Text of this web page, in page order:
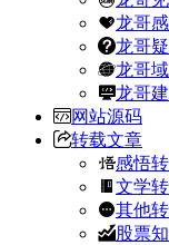
龙哥
龙哥
龙哥
龙哥
网站源码
转载文章
感悟
文学
其他
股票